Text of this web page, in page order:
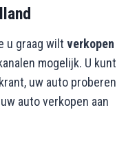
u graag wilt verkopen
mogelijk. U kunt
uw auto proberen
auto verkopen aan